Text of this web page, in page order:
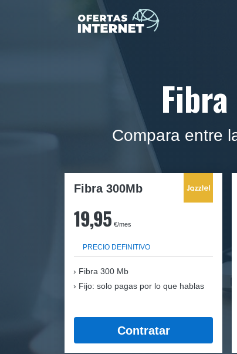
Compara entre
Fibra 300Mb
19,95 €/mes
PRECIO DEFINITIVO
Fibra 300 Mb
Fijo: solo pagas por lo que hablas
Contratar